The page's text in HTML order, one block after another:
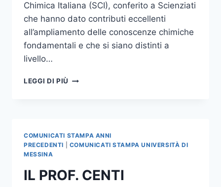
Chimica Italiana (SCI), conferito a Scienziati
che hanno dato contributi eccellenti
all’ampliamento delle conoscenze chimiche
fondamentali e che si siano distinti a
livello…
LEGGI DI PIÙ MEDAGLIA
CHIMICA
PROF.
GABRIELE
COMUNICATI STAMPA ANNI
PRECEDENTI
COMUNICATI STAMPA UNIVERSITÀ DI
MESSINA
IL PROF. CENTI